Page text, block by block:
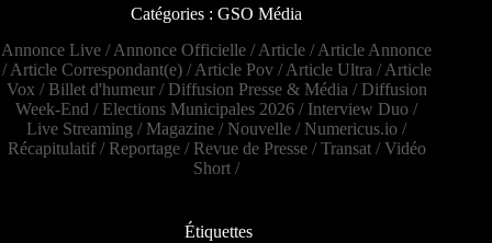
Catégories : GSO Média
Annonce Live /Annonce Officielle /Article /Article Annonce
/Article Correspondant(e)/Article Pov/Article Ultra /Article
Vox / Billet d'humeur/ Diffusion Presse & Média / Diffusion
Week-End / Elections Municipales 2026 / Interview Duo /
Live Streaming / Magazine / Nouvelle / Numericus.io /
Récapitulatif/ Reportage/ Revue de Presse/Transat/Vidéo
Short /
Étiquettes